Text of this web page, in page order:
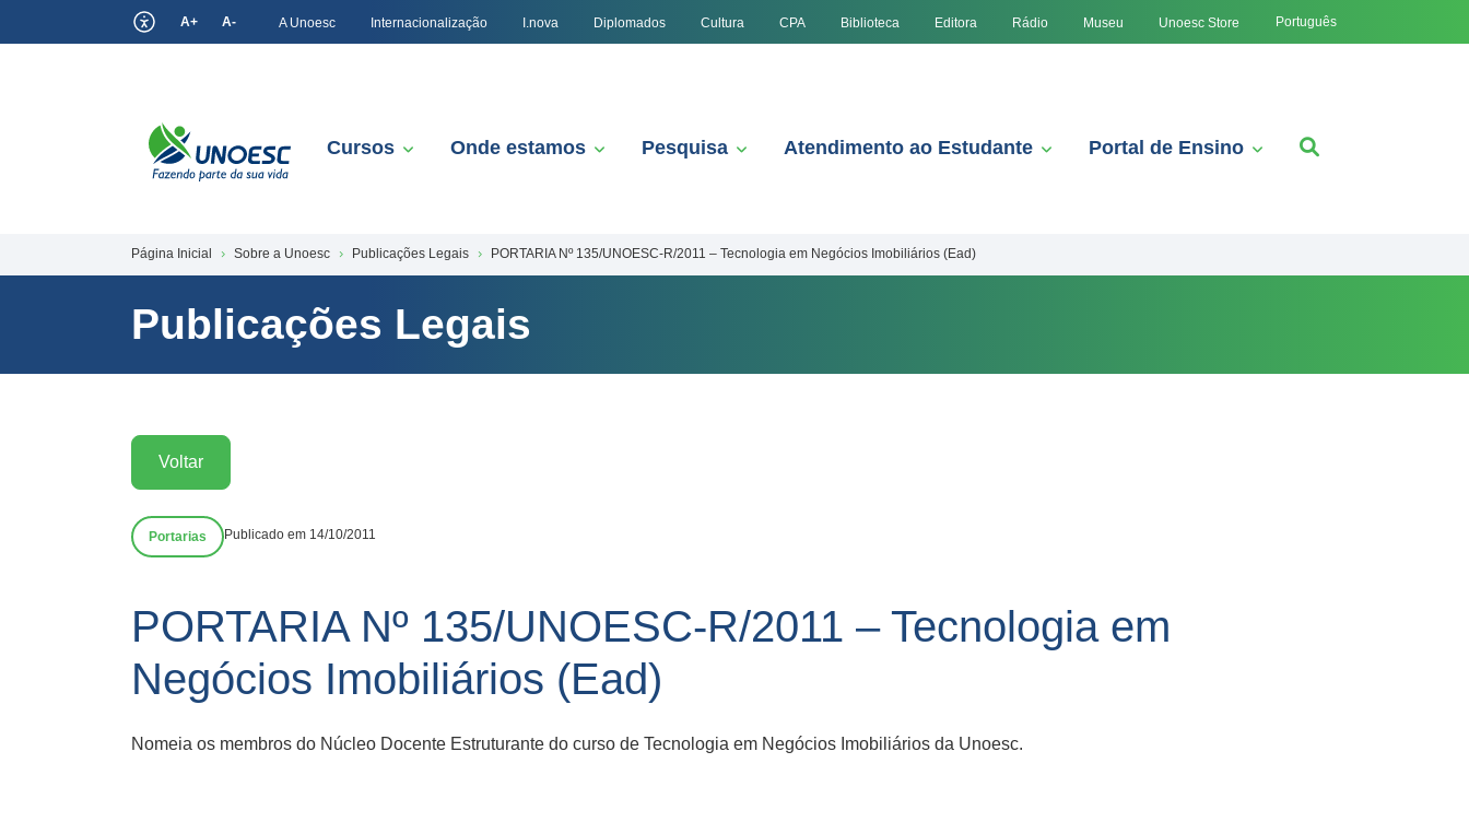
A+ A- A Unoesc Internacionalização I.nova Diplomados Cultura CPA Biblioteca Editora Rádio Museu Unoesc Store Português
Cursos Onde estamos Pesquisa Atendimento ao Estudante Portal de Ensino
Página Inicial Sobre a Unoesc Publicações Legais PORTARIA Nº 135/UNOESC-R/2011 – Tecnologia em Negócios Imobiliários (Ead)
Publicações Legais
Voltar
Portarias Publicado em 14/10/2011
PORTARIA Nº 135/UNOESC-R/2011 – Tecnologia em
Negócios Imobiliários (Ead)
Nomeia os membros do Núcleo Docente Estruturante do curso de Tecnologia em Negócios Imobiliários da Unoesc.